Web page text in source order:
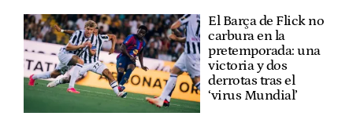
El Barça de Flick no
carbura en la
pretemporada: una
victoria y dos
derrotas tras el
‘virus Mundial’